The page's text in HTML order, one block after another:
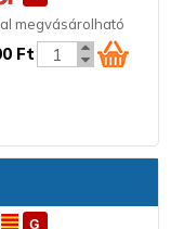
megvásárolható
Ft